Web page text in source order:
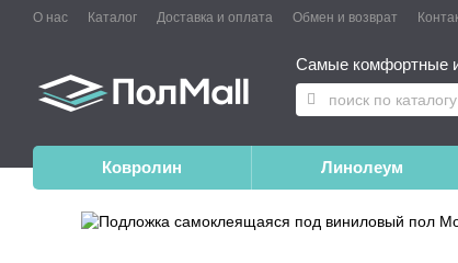
О нас Каталог Доставка и оплата Обмен и возврат
Самые комфортные
Ковролин Линолеум